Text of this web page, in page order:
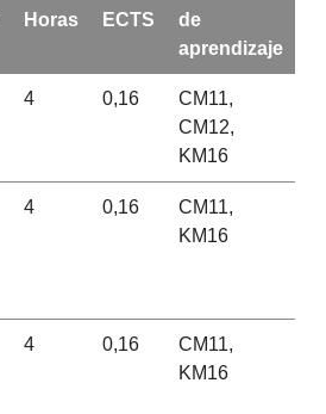
Horas ECTS
de
aprendizaje
4 0,16
CM11,
CM12,
KM16
4 0,16
CM11,
KM16
4 0,16
CM11,
KM16